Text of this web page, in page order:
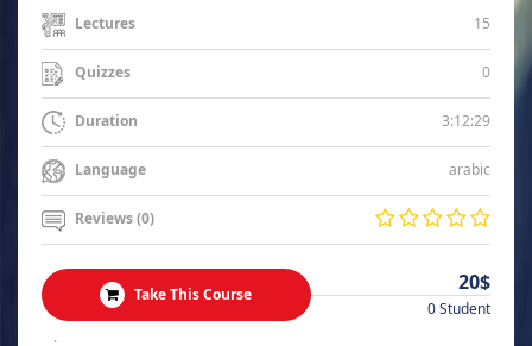
Lectures 15
Quizzes 0
Duration 3:12:29
Language arabic
Reviews (0)
Take This Course 20$
0 Student
.